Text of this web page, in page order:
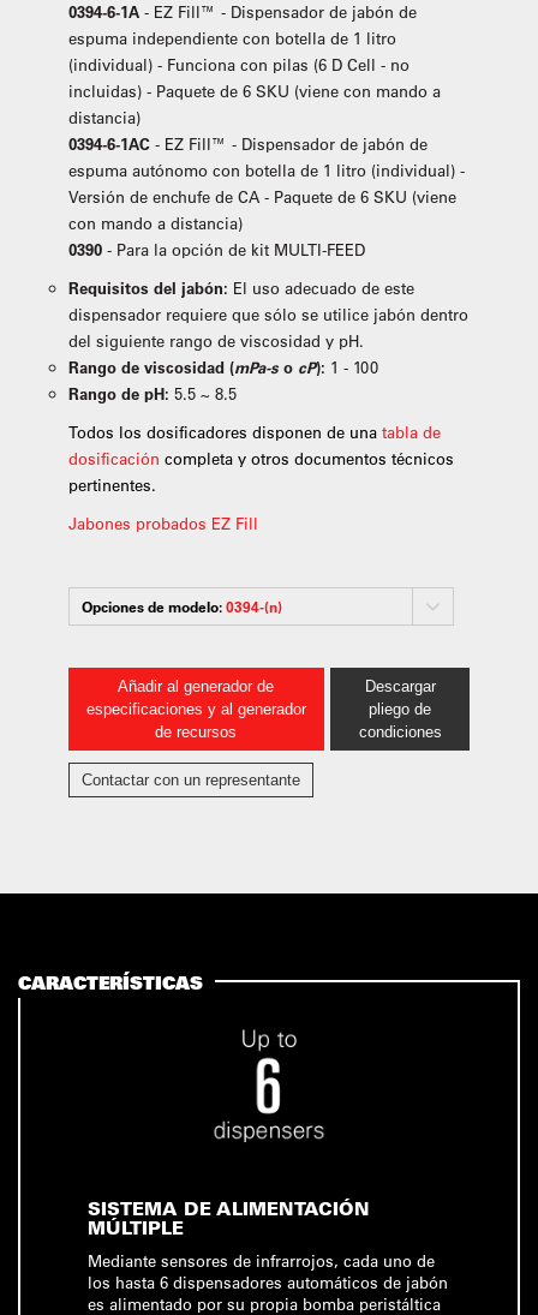
0394-6-1A- EZ Fill™ - Dispensador de jabón de
espuma independiente con botella de 1 litro
(individual) - Funciona con pilas (6 D Cell - no
incluidas) - Paquete de 6 SKU (viene con mando a
distancia)
0394-6-1AC- EZ Fill™ - Dispensador de jabón de
espuma autónomo con botella de 1 litro (individual) -
Versión de enchufe de CA - Paquete de 6 SKU (viene
con mando a distancia)
0390- Para la opción de kit MULTI-FEED
Requisitos del jabón: El uso adecuado de este
dispensador requiere que sólo se utilice jabón dentro
del siguiente rango de viscosidad y pH.
Rango de viscosidad (mPa-so cP): 1 - 100
Rango de pH: 5.5 ~ 8.5
Todos los dosificadores disponen de una tabla de
dosificación completa y otros documentos técnicos
pertinentes.
Jabones probados EZ Fill
Opciones de modelo:0394-(n)
Añadir al generador de
especificaciones y al generador
de recursos
Descargar
pliego de
condiciones
Contactar con un representante
CARACTERÍSTICAS
SISTEMA DE ALIMENTACIÓN
MÚLTIPLE
Mediante sensores de infrarrojos, cada uno de
los hasta 6 dispensadores automáticos de jabón
es alimentado por su propia bomba peristáltica